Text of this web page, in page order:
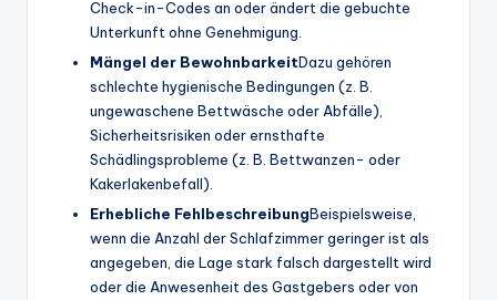
Check-in-Codes an oder ändert die gebuchte
Unterkunft ohne Genehmigung.
Mängel der BewohnbarkeitDazu gehören
schlechte hygienische Bedingungen (z. B.
ungewaschene Bettwäsche oder Abfälle),
Sicherheitsrisiken oder ernsthafte
Schädlingsprobleme (z. B. Bettwanzen- oder
Kakerlakenbefall).
Erhebliche FehlbeschreibungBeispielsweise,
wenn die Anzahl der Schlafzimmer geringer ist als
angegeben, die Lage stark falsch dargestellt wird
oder die Anwesenheit des Gastgebers oder von